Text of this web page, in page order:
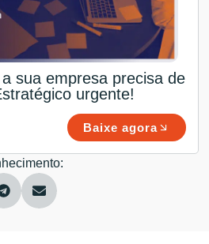
sua empresa precisa de
urgente!
Baixe agora